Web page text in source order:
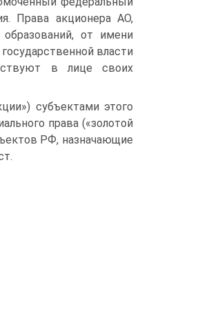
Права акционера АО,
от имени
власти
в лице своих
субъектами этого
права («золотой
РФ, назначающие